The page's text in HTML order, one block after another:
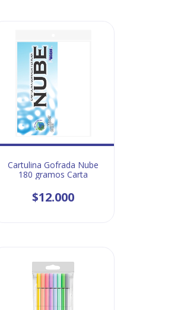
Cartulina Gofrada Nube
180 gramos Carta
$12.000